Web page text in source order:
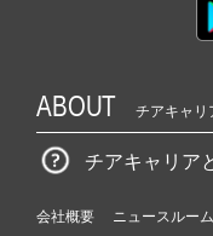
ABOUT チアキャリ
チアキャリア
会社概要 ニュースルーム